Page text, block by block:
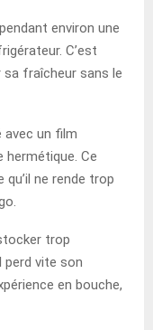
environ une
C’est
sa fraîcheur sans le
avec un film
hermétique. Ce
ne rende trop
trop
perd vite son
en bouche,